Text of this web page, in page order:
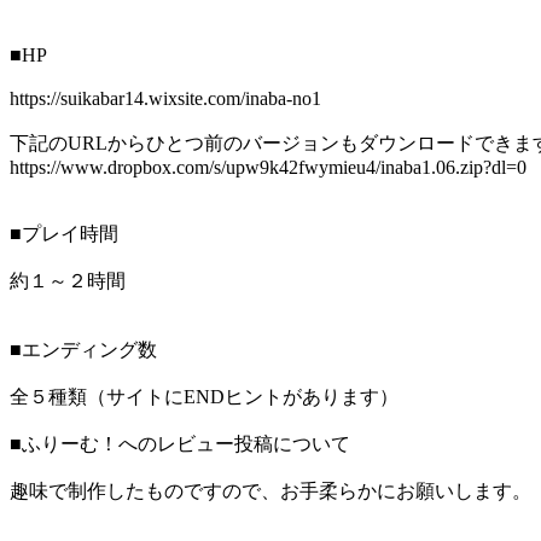
■HP
https://suikabar14.wixsite.com/inaba-no1
下記のURLからひとつ前のバージョンもダウンロードできま
https://www.dropbox.com/s/upw9k42fwymieu4/inaba1.06.zip?dl=0
■プレイ時間
約１～２時間
■エンディング数
全５種類（サイトにENDヒントがあります）
■ふりーむ！へのレビュー投稿について
趣味で制作したものですので、お手柔らかにお願いします。